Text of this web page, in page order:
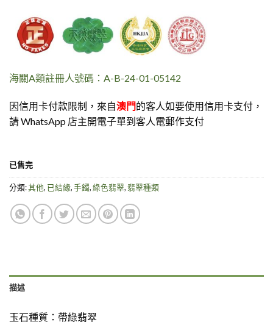
海關A類註冊人號碼：A-B-24-01-05142
因信用卡付款限制，來自澳門的客人如要使用信用卡支付，
請 WhatsApp 店主開電子單到客人電郵作支付
已售完
分類:其他, 已結緣,手鐲,綠色翡翠,翡翠種類
描述
玉石種質： 帶綠翡翠